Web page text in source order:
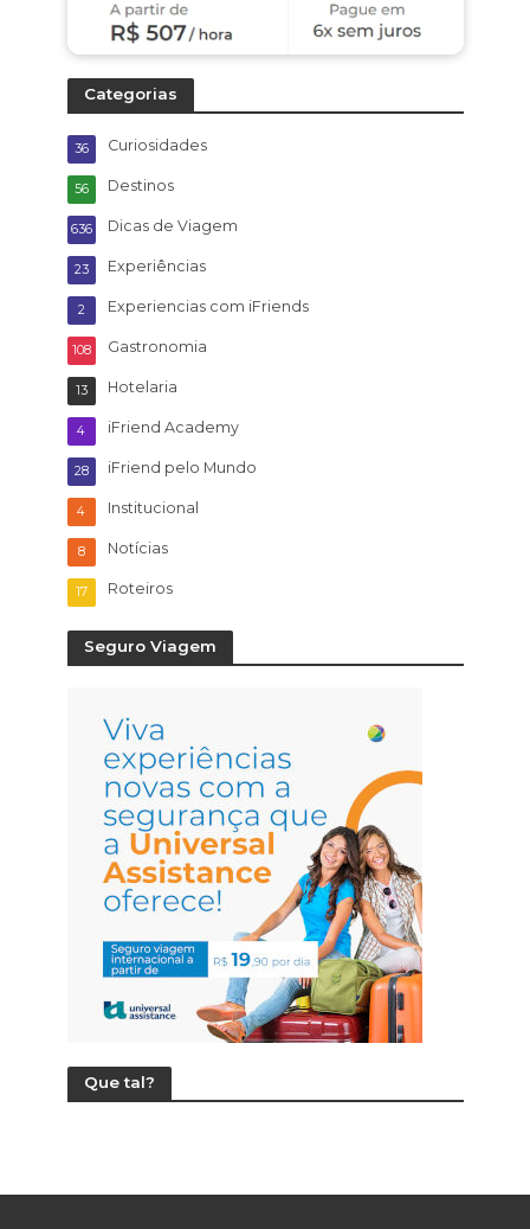
Categorias
Curiosidades
36
Destinos
56
Dicas de Viagem
636
Experiências
23
Experiencias com iFriends
2
Gastronomia
108
Hotelaria
13
iFriend Academy
4
iFriend pelo Mundo
28
Institucional
4
Notícias
8
Roteiros
17
Seguro Viagem
Que tal?